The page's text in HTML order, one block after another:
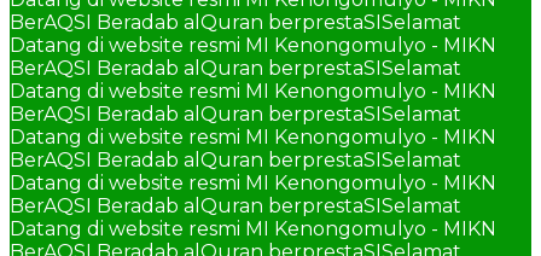
BerAQSI Beradab alQuran berprestaSISelamat
Datang di website resmi MI Kenongomulyo - MIKN
BerAQSI Beradab alQuran berprestaSISelamat
Datang di website resmi MI Kenongomulyo - MIKN
BerAQSI Beradab alQuran berprestaSISelamat
Datang di website resmi MI Kenongomulyo - MIKN
BerAQSI Beradab alQuran berprestaSISelamat
Datang di website resmi MI Kenongomulyo - MIKN
BerAQSI Beradab alQuran berprestaSISelamat
Datang di website resmi MI Kenongomulyo - MIKN